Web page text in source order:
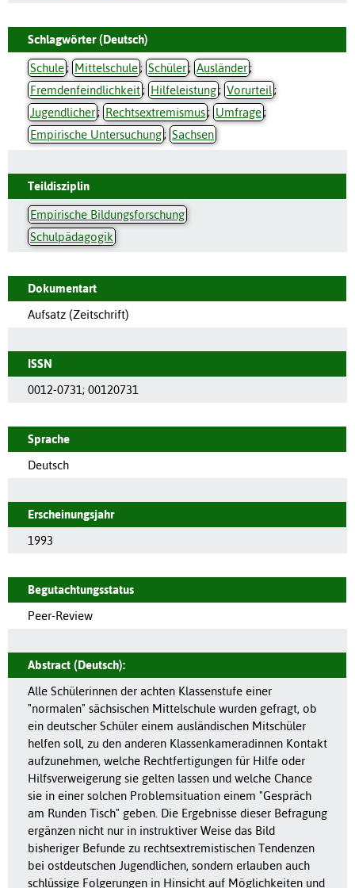
Schlagwörter (Deutsch)
Schule; Mittelschule; Schüler; Ausländer;
Fremdenfeindlichkeit; Hilfeleistung; Vorurteil ;
Jugendlicher; Rechtsextremismus; Umfrage;
Empirische Untersuchung; Sachsen
Teildisziplin
Empirische Bildungsforschung
Schulpädagogik
Dokumentart
Aufsatz (Zeitschrift)
ISSN
0012-0731; 00120731
Sprache
Deutsch
Erscheinungsjahr
1993
Begutachtungsstatus
Peer-Review
Abstract (Deutsch):
Alle Schülerinnen der achten Klassenstufe einer
"normalen" sächsischen Mittelschule wurden gefragt, ob
ein deutscher Schüler einem ausländischen Mitschüler
helfen soll, zu den anderen Klassenkameradinnen Kontakt
aufzunehmen, welche Rechtfertigungen für Hilfe oder
Hilfsverweigerung sie gelten lassen und welche Chance
sie in einer solchen Problemsituation einem "Gespräch
am Runden Tisch" geben. Die Ergebnisse dieser Befragung
ergänzen nicht nur in instruktiver Weise das Bild
bisheriger Befunde zu rechtsextremistischen Tendenzen
bei ostdeutschen Jugendlichen, sondern erlauben auch
schlüssige Folgerungen in Hinsicht auf Möglichkeiten und